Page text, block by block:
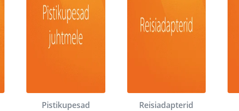
Pistikupesad
Reisiadapterid